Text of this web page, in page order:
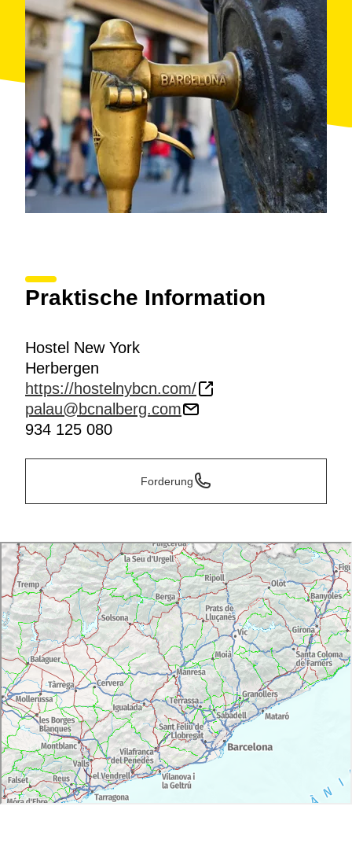
Praktische Information
Hostel New York
Herbergen
https://hostelnybcn.com/
palau@bcnalberg.com
934 125 080
Forderung